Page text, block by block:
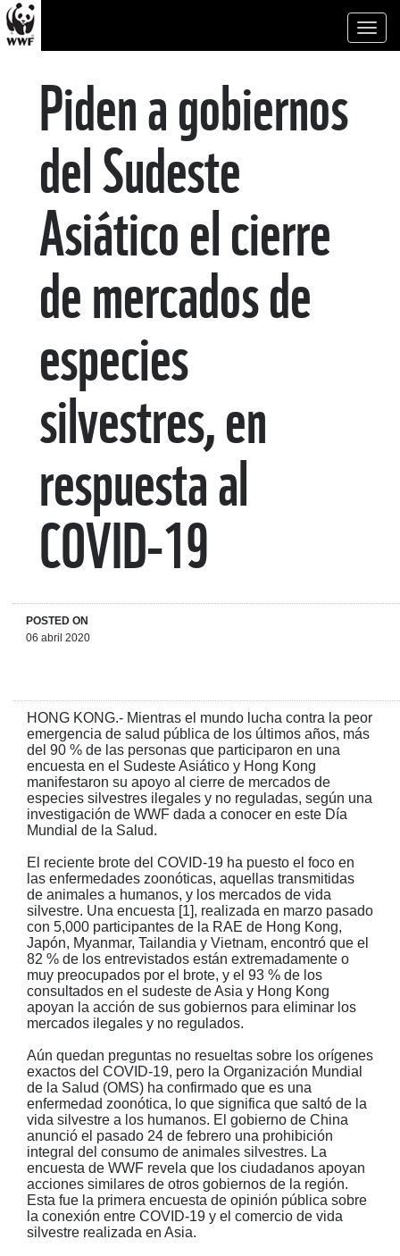
Piden a gobiernos
del Sudeste
Asiático el cierre
de mercados de
especies
silvestres, en
respuesta al
COVID-19
POSTED ON
06 abril 2020
HONG KONG.- Mientras el mundo lucha contra la peor
emergencia de salud pública de los últimos años, más
del 90 % de las personas que participaron en una
encuesta en el Sudeste Asiático y Hong Kong
manifestaron su apoyo al cierre de mercados de
especies silvestres ilegales y no reguladas, según una
investigación de WWF dada a conocer en este Día
Mundial de la Salud.
El reciente brote del COVID-19 ha puesto el foco en
las enfermedades zoonóticas, aquellas transmitidas
de animales a humanos, y los mercados de vida
silvestre. Una encuesta [1], realizada en marzo pasado
con 5,000 participantes de la RAE de Hong Kong,
Japón, Myanmar, Tailandia y Vietnam, encontró que el
82 % de los entrevistados están extremadamente o
muy preocupados por el brote, y el 93 % de los
consultados en el sudeste de Asia y Hong Kong
apoyan la acción de sus gobiernos para eliminar los
mercados ilegales y no regulados.
Aún quedan preguntas no resueltas sobre los orígenes
exactos del COVID-19, pero la Organización Mundial
de la Salud (OMS) ha confirmado que es una
enfermedad zoonótica, lo que significa que saltó de la
vida silvestre a los humanos. El gobierno de China
anunció el pasado 24 de febrero una prohibición
integral del consumo de animales silvestres. La
encuesta de WWF revela que los ciudadanos apoyan
acciones similares de otros gobiernos de la región.
Esta fue la primera encuesta de opinión pública sobre
la conexión entre COVID-19 y el comercio de vida
silvestre realizada en Asia.